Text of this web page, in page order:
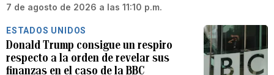
7 de agosto de 2026 a las 11:10 p.m.
ESTADOS UNIDOS
Donald Trump consigue un respiro
respecto a la orden de revelar sus
finanzas en el caso de la BBC